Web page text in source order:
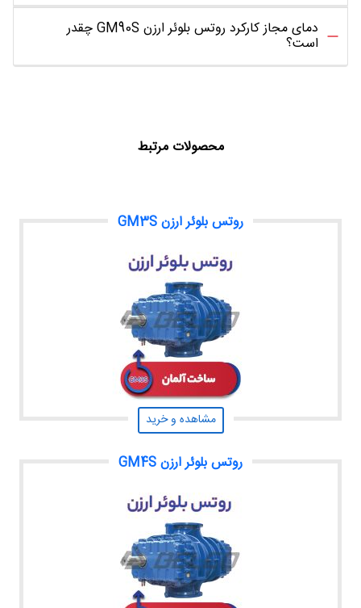
دمای مجاز کارکرد روتس بلوئر ارزن GM90S چقدر
است؟
محصولات مرتبط
روتس بلوئر ارزن GM3S
مشاهده و خرید
روتس بلوئر ارزن GM4S